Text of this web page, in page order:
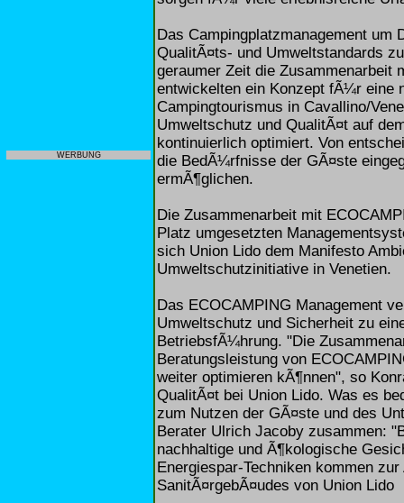
WERBUNG
Das Campingplatzmanagement um
QualitÃ¤ts- und Umweltstandards
geraumer Zeit die Zusammenarbeit
entwickelten ein Konzept fÃ¼r eine
Campingtourismus in Cavallino/
Umweltschutz und QualitÃ¤t auf
kontinuierlich optimiert. Von
die BedÃ¼rfnisse der GÃ¤ste
ermÃ¶glichen.
Die Zusammenarbeit mit
Platz umgesetzten
sich Union Lido dem Manifesto
Umweltschutzinitiative in Venetien.
Das ECOCAMPING Management
Umweltschutz und Sicherheit zu
BetriebsfÃ¼hrung. "Die
Beratungsleistung von
weiter optimieren kÃ¶nnen", so
QualitÃ¤t bei Union Lido. Was es
zum Nutzen der GÃ¤ste und des
Berater Ulrich Jacoby zusammen:
nachhaltige und Ã¶kologische
Energiespar-Techniken kommen
SanitÃ¤rgebÃ¤udes von Union Lido